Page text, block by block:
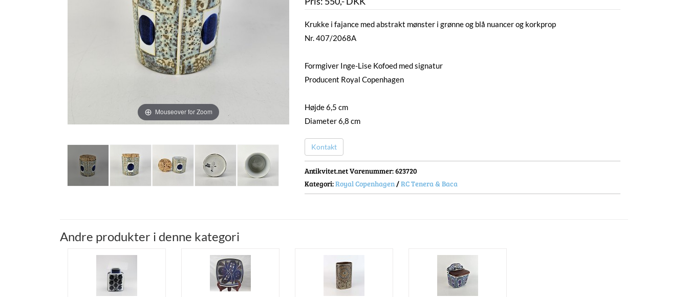
Mouseover for Zoom
Krukke i fajance med abstrakt mønster i grønne og blå nuancer og korkprop
Nr. 407/2068A
Formgiver Inge-Lise Kofoed med signatur
Producent Royal Copenhagen
Højde 6,5 cm
Diameter 6,8 cm
Kontakt
Antikvitet.net Varenummer: 623720
Kategori:Royal Copenhagen/RC Tenera & Baca
Andre produkter i denne kategori